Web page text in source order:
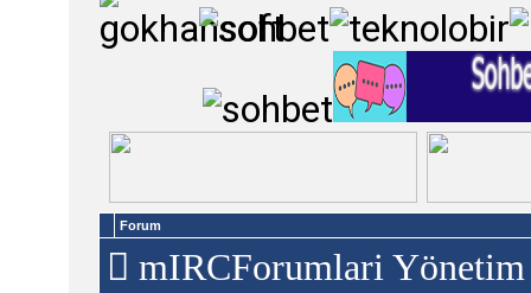
Forum
mIRCForumlari Yönetim